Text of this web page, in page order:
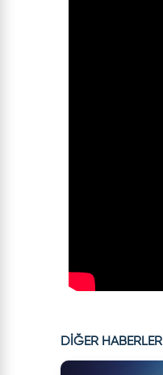
DİĞER HABERLER